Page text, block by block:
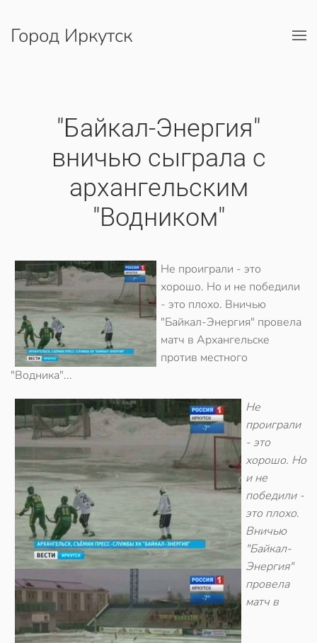
Перейти к содержимому
Город Иркутск
"Байкал-Энергия"
вничью сыграла с
архангельским
"Водником"
Не проиграли - это
хорошо. Но и не победили
- это плохо. Вничью
"Байкал-Энергия" провела
матч в Архангельске
против местного
"Водника"...
Не
проиграли
- это
хорошо. Но
и не
победили -
это плохо.
Вничью
"Байкал-
Энергия"
провела
матч в